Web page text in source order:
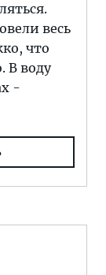
весь
что
В воду
-